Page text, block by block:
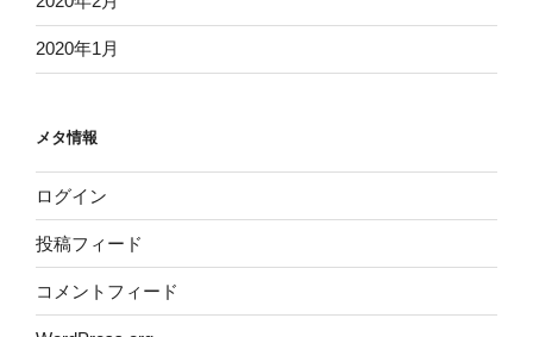
2020年1月
メタ情報
ログイン
投稿フィード
コメントフィード